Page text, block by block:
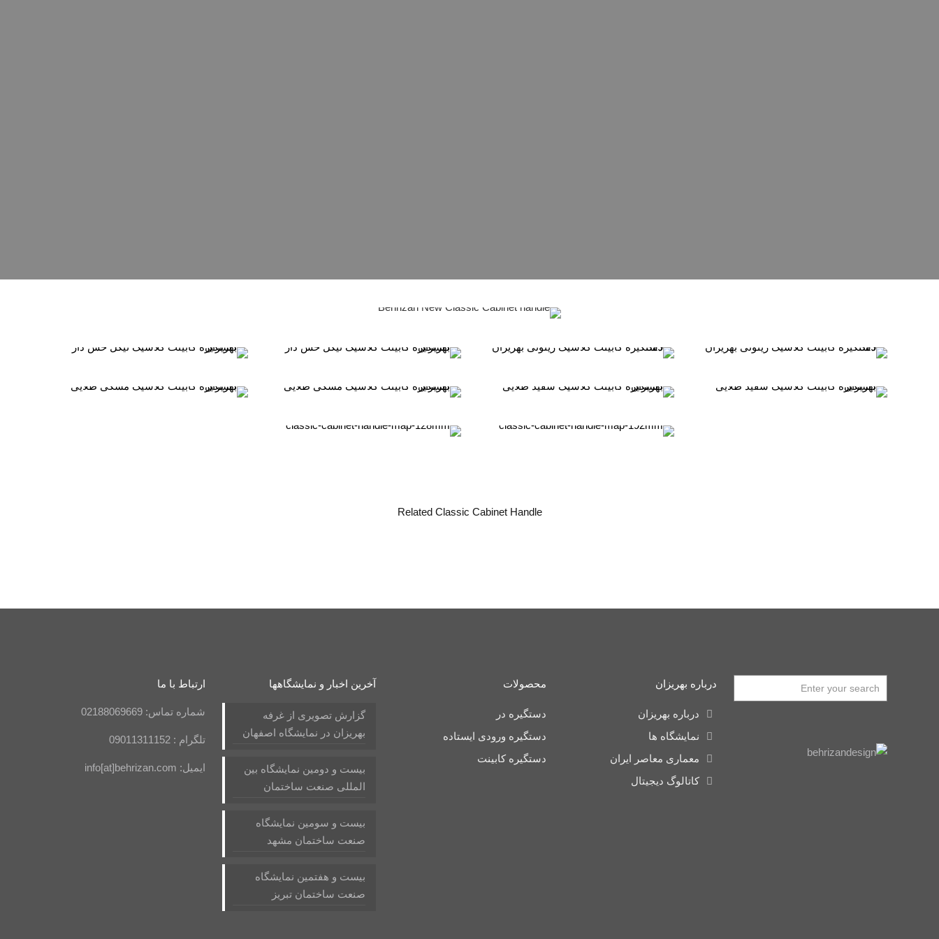
Related Classic Cabinet Handle
درباره بهریزان
درباره بهریزان
نمایشگاه ها
معماری معاصر ایران
کاتالوگ دیجیتال
محصولات
دستگیره در
دستگیره ورودی ایستاده
دستگیره کابینت
آخرین اخبار و نمایشگاهها
گزارش تصویری از غرفه
بهریزان در نمایشگاه اصفهان
بیست و دومین نمایشگاه بین
المللی صنعت ساختمان
بیست و سومین نمایشگاه
صنعت ساختمان مشهد
بیست و هفتمین نمایشگاه
صنعت ساختمان تبریز
ارتباط با ما
شماره تماس: 02188069669
تلگرام : 09011311152
ایمیل: info[at]behrizan.com